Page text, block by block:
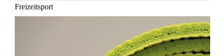
Freizeitsport